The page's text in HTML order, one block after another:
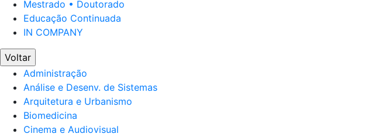
Mestrado • Doutorado
Educação Continuada
IN COMPANY
Voltar
Administração
Análise e Desenv. de Sistemas
Arquitetura e Urbanismo
Biomedicina
Cinema e Audiovisual